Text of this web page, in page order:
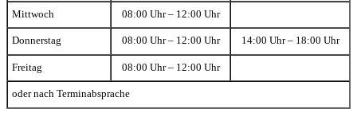
Mittwoch 08:00 Uhr – 12:00 Uhr
Donnerstag 08:00 Uhr – 12:00 Uhr 14:00 Uhr – 18:00 Uhr
Freitag 08:00 Uhr – 12:00 Uhr
oder nach Terminabsprache